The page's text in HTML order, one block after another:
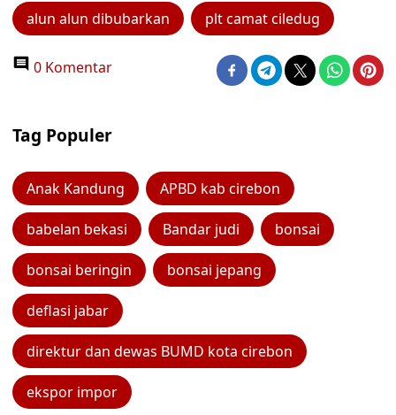
alun alun dibubarkan plt camat ciledug
0 Komentar
Tag Populer
Anak Kandung APBD kab cirebon
babelan bekasi Bandar judi bonsai
bonsai beringin bonsai jepang
deflasi jabar
direktur dan dewas BUMD kota cirebon
ekspor impor